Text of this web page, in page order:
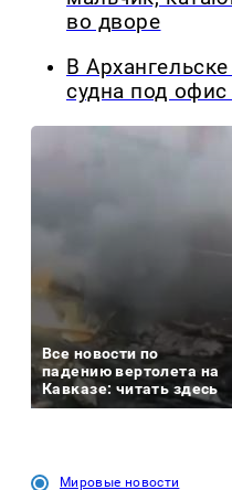
во дворе
В
судна под
Все новости по
падению вертолета на
Кавказе: читать здесь
Мировые новости